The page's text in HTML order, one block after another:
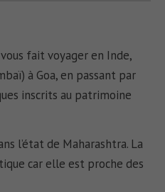
fait voyager en Inde,
à Goa, en passant par
inscrits au patrimoine
l’état de Maharashtra. La
car elle est proche des